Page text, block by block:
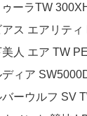
ーラTW
ス エアリテ
人 エア TW
ィア
ーウルフ SV